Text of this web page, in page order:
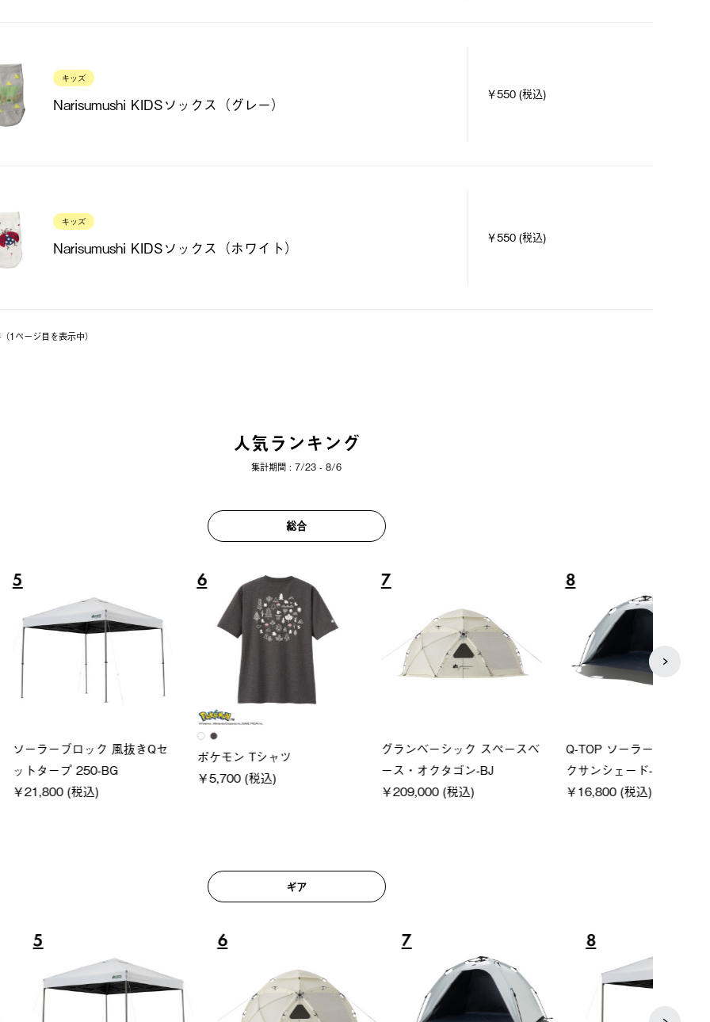
キッズ
Narisumushi KIDSソックス（グレー）
￥550 (税込)
キッズ
Narisumushi KIDSソックス（ホワイト）
￥550 (税込)
1ページ⽬を表⽰中）
人気ランキング
集計期間 : 7/23 - 8/6
総合
ック 風抜きQセ
BG
込)
ポケモン Tシャツ
￥5,700 (税込)
7
グランベーシック スペースベ
ース・オクタゴン-BJ
￥209,000 (税込)
Q-TOP ソーラーサンドブロッ
クサンシェード-BF
￥16,800 (税込)
ギア